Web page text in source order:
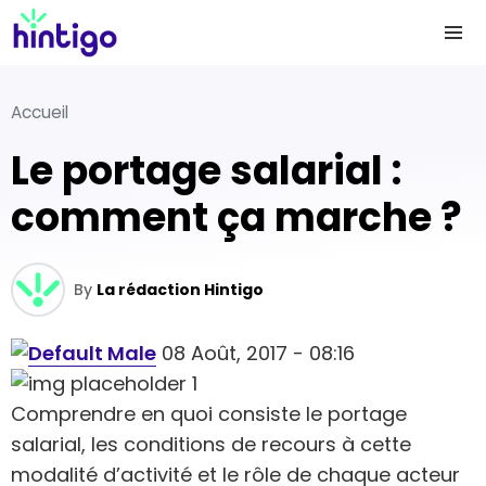
Accueil
Le portage salarial :
comment ça marche ?
By La rédaction Hintigo
08 Août, 2017 - 08:16
Comprendre en quoi consiste le portage
salarial, les conditions de recours à cette
modalité d’activité et le rôle de chaque acteur